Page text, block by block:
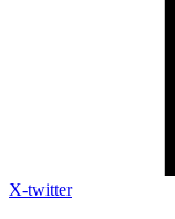
X-twitter